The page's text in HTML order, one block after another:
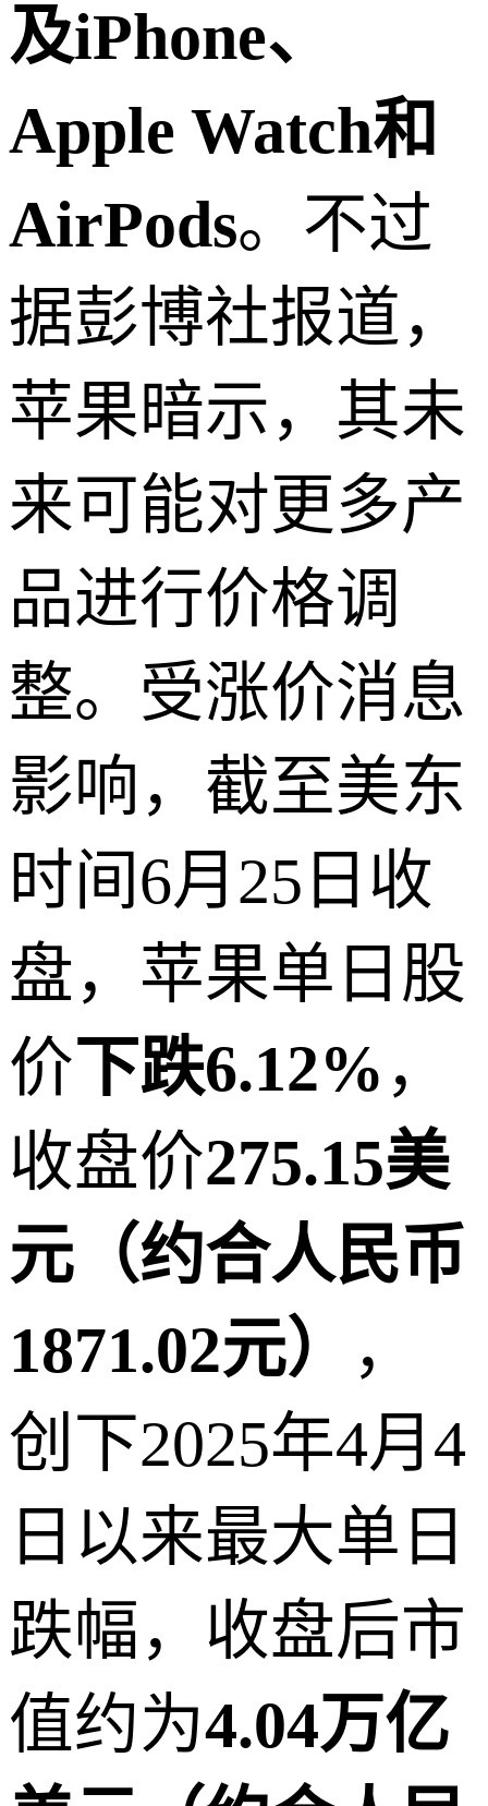
及iPhone、
Apple Watch和
AirPods。不过
据彭博社报道，
苹果暗示，其未
来可能对更多产
品进行价格调
整。受涨价消息
影响，截至美东
时间6月25日收
盘，苹果单日股
价下跌6.12% ，
收盘价275.15美
元（约合人民币
1871.02元）
，
创下2025年4月4
日以来最大单日
跌幅，收盘后市
值约为4.04万亿